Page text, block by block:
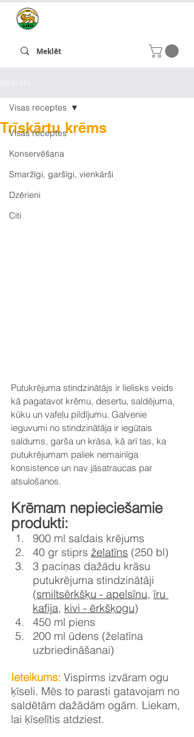
Ieraksts
Visas receptes
Konservēšana
Smaržīgi, garšīgi, vienkārši
Dzērieni
Citi
Visas receptes
Trīskārtu krēms
Putukrējuma stindzinātājs ir lielisks veids
kā pagatavot krēmu, desertu, saldējuma,
kūku un vafeļu pildījumu. Galvenie
ieguvumi no stindzinātāja ir iegūtais
saldums, garša un krāsa, kā arī tas, ka
putukrējumam paliek nemainīga
konsistence un nav jāsatraucas par
atsulošanos.
Krēmam nepieciešamie
produkti:
900 ml saldais krējums
40 gr stiprs želatīns (250 bl)
3 paciņas dažādu krāsu
putukrējuma stindzinātāji
(smiltsērkšķu - apelsīnu, īru
kafija, kivi - ērkšķogu)
450 ml piens
200 ml ūdens (želatīna
uzbriedināšanai)
Ieteikums: Vispirms izvāram ogu
ķīseli. Mēs to parasti gatavojam no
saldētām dažādām ogām. Liekam,
lai ķīselītis atdziest.